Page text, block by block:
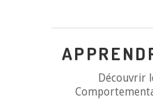
Découvrir